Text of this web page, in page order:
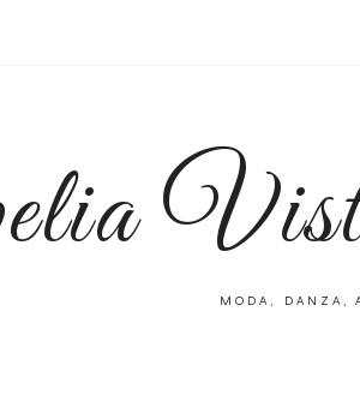
MODA, DANZA,